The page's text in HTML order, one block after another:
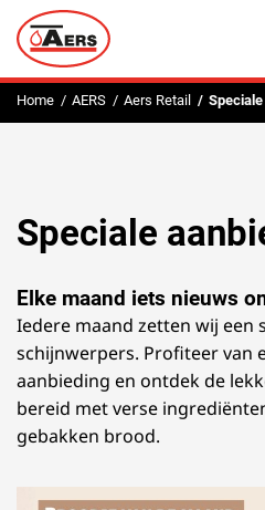
Home AERS Aers Retail
Speciale
Elke maand iets nieuws
Iedere maand zetten wij een
schijnwerpers. Profiteer van
aanbieding en ontdek de
bereid met verse
gebakken brood.